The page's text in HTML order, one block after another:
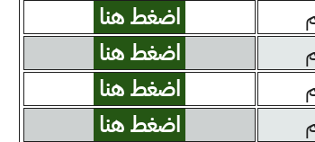
اضغط هنا
اضغط هنا
اضغط هنا
اضغط هنا